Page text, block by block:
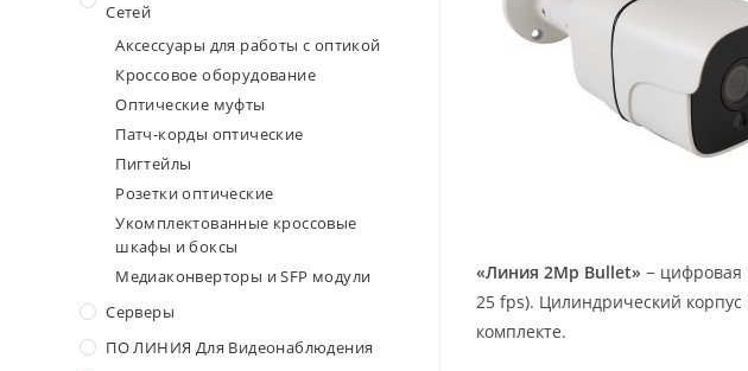
«Линия 2Mp Bullet» − цифровая
25 fps). Цилиндрический
комплекте.
Сетей
Аксессуары для работы с оптикой
Кроссовое оборудование
Оптические муфты
Патч-корды оптические
Пигтейлы
Розетки оптические
Укомплектованные кроссовые
шкафы и боксы
Медиаконверторы и SFP модули
Серверы
ПО ЛИНИЯ Для Видеонаблюдения